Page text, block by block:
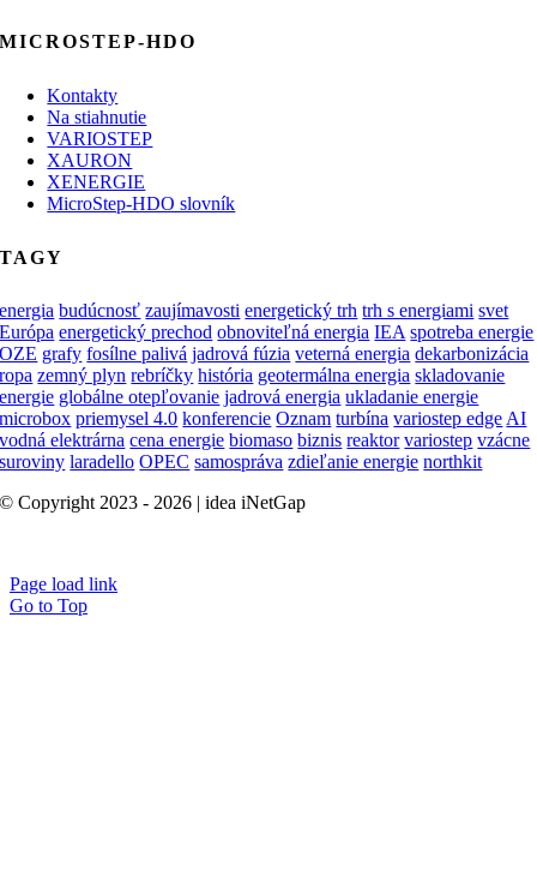
MICROSTEP-HDO
Kontakty
Na stiahnutie
VARIOSTEP
XAURON
XENERGIE
MicroStep-HDO slovník
TAGY
energia budúcnosť zaujímavosti energetický trh trh s energiami svet
Európa energetický prechod obnoviteľná energia IEA spotreba energie
OZE grafy fosílne palivá jadrová fúzia veterná energia dekarbonizácia
ropa zemný plyn rebríčky história geotermálna energia skladovanie
energie globálne otepľovanie jadrová energia ukladanie energie
microbox priemysel 4.0 konferencie Oznam turbína variostep edge AI
vodná elektrárna cena energie biomaso biznis reaktor variostep vzácne
suroviny laradello OPEC samospráva zdieľanie energie northkit
© Copyright 2023 - 2026 | idea iNetGap
Page load link
Go to Top